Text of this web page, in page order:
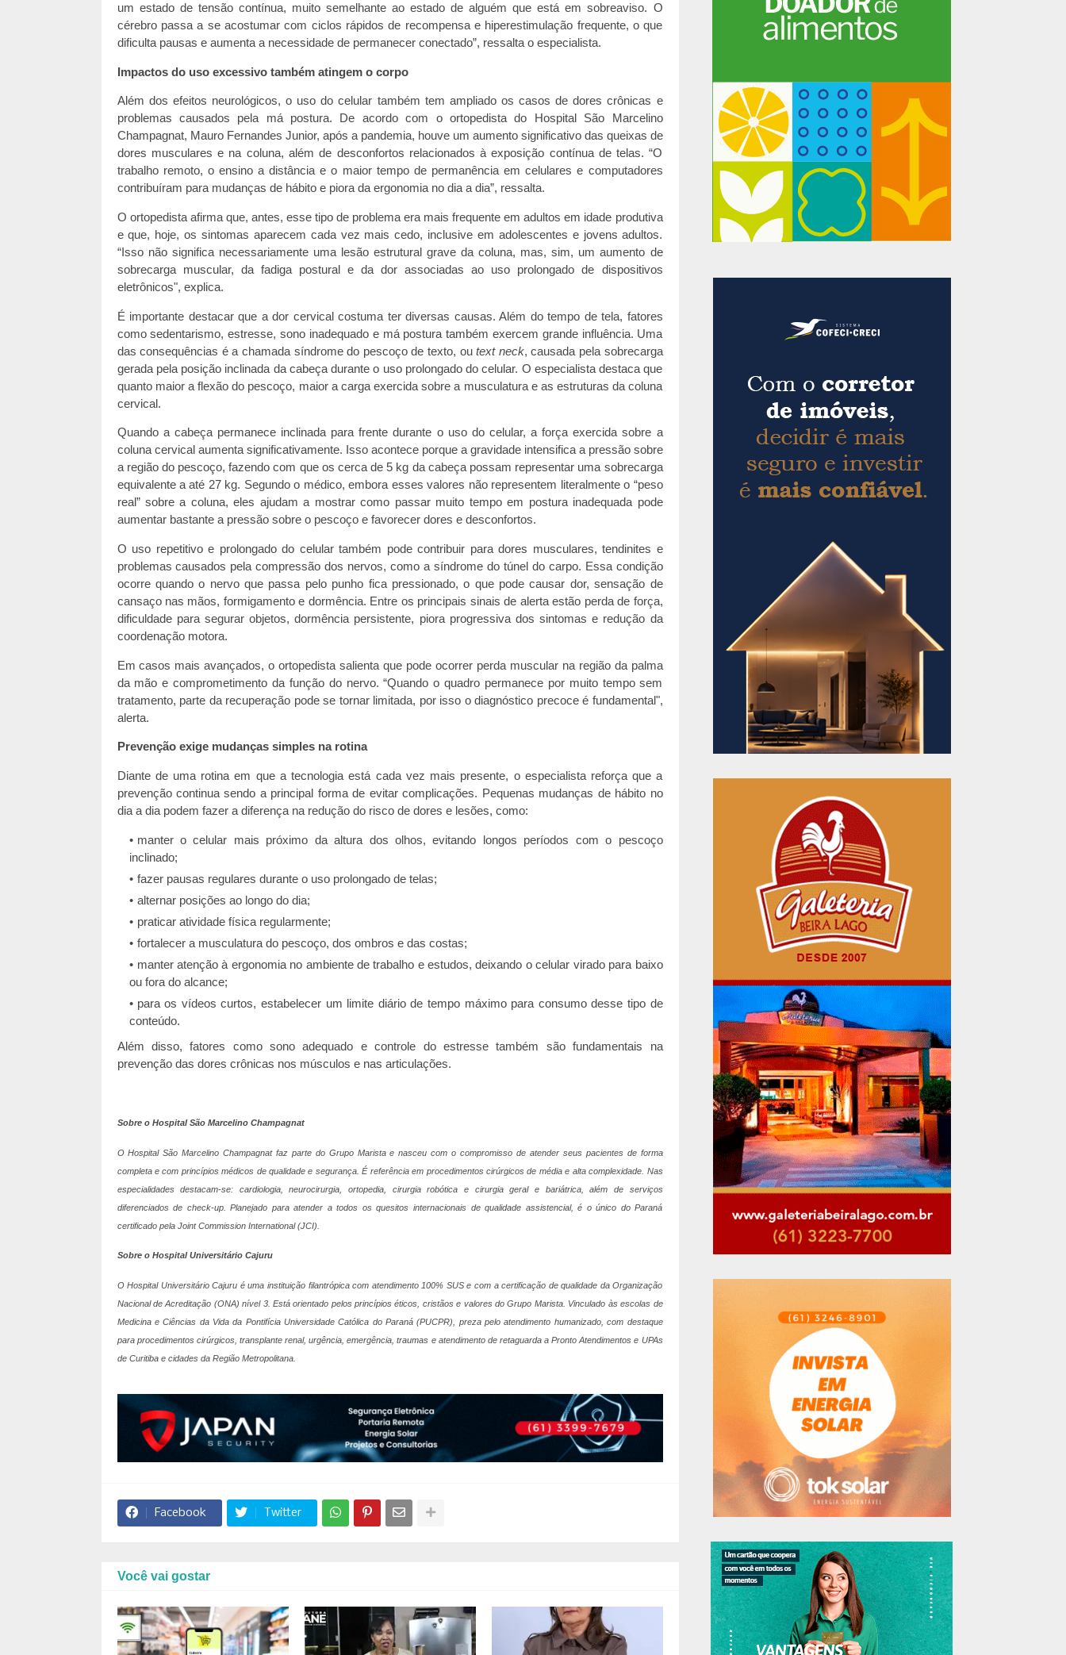
um estado de tensão contínua, muito semelhante ao estado de alguém que está em sobreaviso. O
cérebro passa a se acostumar com ciclos rápidos de recompensa e hiperestimulação frequente, o que
dificulta pausas e aumenta a necessidade de permanecer conectado”, ressalta o especialista.
Impactos do uso excessivo também atingem o corpo
Além dos efeitos neurológicos, o uso do celular também tem ampliado os casos de dores crônicas e
problemas causados pela má postura. De acordo com o ortopedista do Hospital São Marcelino
Champagnat, Mauro Fernandes Junior, após a pandemia, houve um aumento significativo das queixas de
dores musculares e na coluna, além de desconfortos relacionados à exposição contínua de telas. “O
trabalho remoto, o ensino a distância e o maior tempo de permanência em celulares e computadores
contribuíram para mudanças de hábito e piora da ergonomia no dia a dia”, ressalta.
O ortopedista afirma que, antes, esse tipo de problema era mais frequente em adultos em idade produtiva
e que, hoje, os sintomas aparecem cada vez mais cedo, inclusive em adolescentes e jovens adultos.
“Isso não significa necessariamente uma lesão estrutural grave da coluna, mas, sim, um aumento de
sobrecarga muscular, da fadiga postural e da dor associadas ao uso prolongado de dispositivos
eletrônicos", explica.
É importante destacar que a dor cervical costuma ter diversas causas. Além do tempo de tela, fatores
como sedentarismo, estresse, sono inadequado e má postura também exercem grande influência. Uma
das consequências é a chamada síndrome do pescoço de texto, outext neck, causada pela sobrecarga
gerada pela posição inclinada da cabeça durante o uso prolongado do celular. O especialista destaca que
quanto maior a flexão do pescoço, maior a carga exercida sobre a musculatura e as estruturas da coluna
cervical.
Quando a cabeça permanece inclinada para frente durante o uso do celular, a força exercida sobre a
coluna cervical aumenta significativamente. Isso acontece porque a gravidade intensifica a pressão sobre
a região do pescoço, fazendo com que os cerca de 5 kg da cabeça possam representar uma sobrecarga
equivalente a até 27 kg. Segundo o médico, embora esses valores não representem literalmente o “peso
real” sobre a coluna, eles ajudam a mostrar como passar muito tempo em postura inadequada pode
aumentar bastante a pressão sobre o pescoço e favorecer dores e desconfortos.
O uso repetitivo e prolongado do celular também pode contribuir para dores musculares, tendinites e
problemas causados pela compressão dos nervos, como a síndrome do túnel do carpo. Essa condição
ocorre quando o nervo que passa pelo punho fica pressionado, o que pode causar dor, sensação de
cansaço nas mãos, formigamento e dormência. Entre os principais sinais de alerta estão perda de força,
dificuldade para segurar objetos, dormência persistente, piora progressiva dos sintomas e redução da
coordenação motora.
Em casos mais avançados, o ortopedista salienta que pode ocorrer perda muscular na região da palma
da mão e comprometimento da função do nervo. “Quando o quadro permanece por muito tempo sem
tratamento, parte da recuperação pode se tornar limitada, por isso o diagnóstico precoce é fundamental",
alerta.
Prevenção exige mudanças simples na rotina
Diante de uma rotina em que a tecnologia está cada vez mais presente, o especialista reforça que a
prevenção continua sendo a principal forma de evitar complicações. Pequenas mudanças de hábito no
dia a dia podem fazer a diferença na redução do risco de dores e lesões, como:
manter o celular mais próximo da altura dos olhos, evitando longos períodos com o pescoço
inclinado;
fazer pausas regulares durante o uso prolongado de telas;
alternar posições ao longo do dia;
praticar atividade física regularmente;
fortalecer a musculatura do pescoço, dos ombros e das costas;
manter atenção à ergonomia no ambiente de trabalho e estudos, deixando o celular virado para baixo
ou fora do alcance;
para os vídeos curtos, estabelecer um limite diário de tempo máximo para consumo desse tipo de
conteúdo.
Além disso, fatores como sono adequado e controle do estresse também são fundamentais na
prevenção das dores crônicas nos músculos e nas articulações.
Sobre o Hospital São Marcelino Champagnat
O Hospital São Marcelino Champagnat faz parte do Grupo Marista e nasceu com o compromisso de atender seus pacientes de forma
completa e com princípios médicos de qualidade e segurança. É referência em procedimentos cirúrgicos de média e alta complexidade. Nas
especialidades destacam-se: cardiologia, neurocirurgia, ortopedia, cirurgia robótica e cirurgia geral e bariátrica, além de serviços
diferenciados de check-up. Planejado para atender a todos os quesitos internacionais de qualidade assistencial, é o único do Paraná
certificado pela Joint Commission International (JCI).
Sobre o Hospital Universitário Cajuru
O Hospital Universitário Cajuru é uma instituição filantrópica com atendimento 100% SUS e com a certificação de qualidade da Organização
Nacional de Acreditação (ONA) nível 3. Está orientado pelos princípios éticos, cristãos e valores do Grupo Marista. Vinculado às escolas de
Medicina e Ciências da Vida da Pontifícia Universidade Católica do Paraná (PUCPR), preza pelo atendimento humanizado, com destaque
para procedimentos cirúrgicos, transplante renal, urgência, emergência, traumas e atendimento de retaguarda a Pronto Atendimentos e UPAs
de Curitiba e cidades da Região Metropolitana.
Facebook Twitter
Você vai gostar